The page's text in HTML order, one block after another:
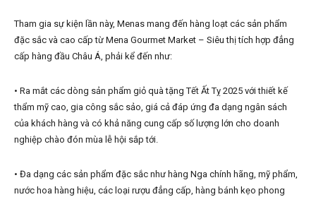
Tham gia sự kiện lần này, Menas mang đến hàng loạt các sản phẩm
đặc sắc và cao cấp từ Mena Gourmet Market – Siêu thị tích hợp đẳng
cấp hàng đầu Châu Á, phải kể đến như:
• Ra mắt các dòng sản phẩm giỏ quà tặng Tết Ất Tỵ 2025 với thiết kế
thẩm mỹ cao, gia công sắc sảo, giá cả đáp ứng đa dạng ngân sách
của khách hàng và có khả năng cung cấp số lượng lớn cho doanh
nghiệp chào đón mùa lễ hội sắp tới.
• Đa dạng các sản phẩm đặc sắc như hàng Nga chính hãng, mỹ phẩm,
nước hoa hàng hiệu, các loại rượu đẳng cấp, hàng bánh kẹo phong